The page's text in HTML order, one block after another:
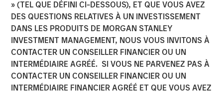
» (TEL QUE DÉFINI CI-DESSOUS), ET QUE VOUS AVEZ
DES QUESTIONS RELATIVES À UN INVESTISSEMENT
DANS LES PRODUITS DE MORGAN STANLEY
INVESTMENT MANAGEMENT, NOUS VOUS INVITONS À
CONTACTER UN CONSEILLER FINANCIER OU UN
INTERMÉDIAIRE AGRÉÉ. SI VOUS NE PARVENEZ PAS À
CONTACTER UN CONSEILLER FINANCIER OU UN
INTERMÉDIAIRE FINANCIER AGRÉÉ ET QUE VOUS AVEZ
2026 OUTLOOKS INSIGHTS
Steep Muni Yield Curve
Highlights Potential Gains
in 2026